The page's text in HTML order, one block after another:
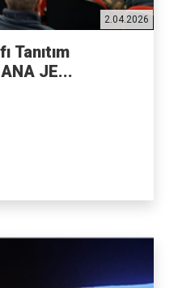
2.04.2026
Tanıtım
JE...